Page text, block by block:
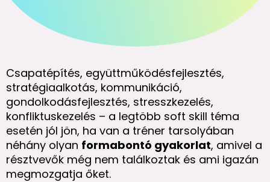
Csapatépítés, együttműködésfejlesztés,
stratégiaalkotás, kommunikáció,
gondolkodásfejlesztés, stresszkezelés,
konfliktuskezelés – a legtöbb soft skill téma
esetén jól jön, ha van a tréner tarsolyában
néhány olyan formabontó gyakorlat, amivel a
résztvevők még nem találkoztak és ami igazán
megmozgatja őket.